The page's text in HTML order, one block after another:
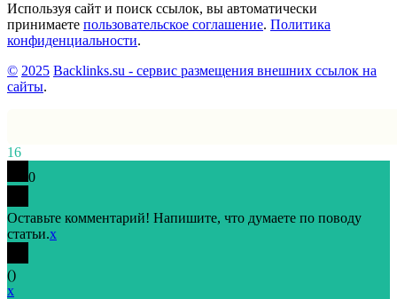
Используя сайт и поиск ссылок, вы автоматически
принимаете пользовательское соглашение. Политика
конфиденциальности.
© 2025 Backlinks.su - сервис размещения внешних ссылок на
сайты.
16
0
Оставьте комментарий! Напишите, что думаете по поводу
статьи.x
()
x